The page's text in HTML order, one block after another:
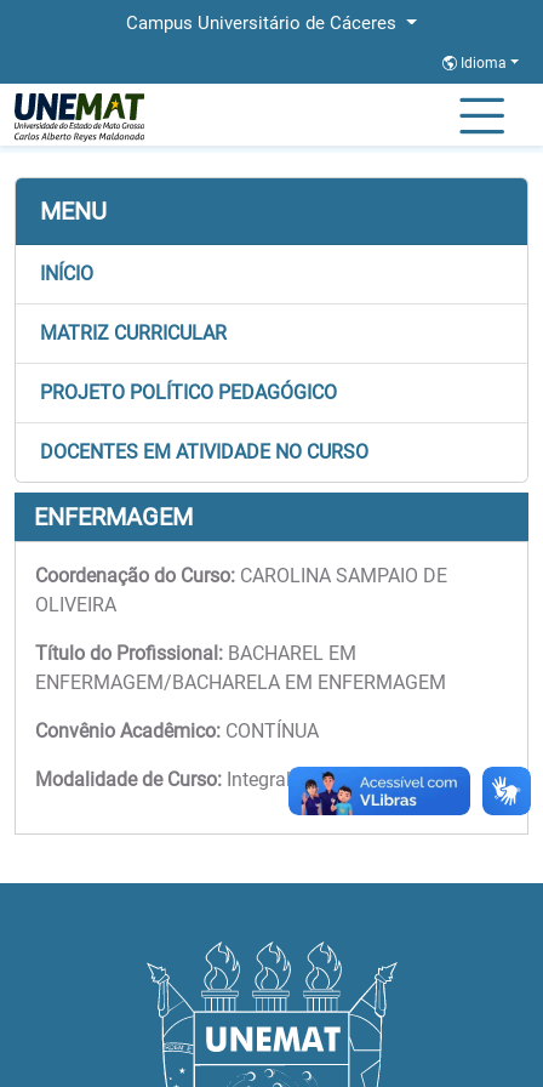
Campus Universitário de Cáceres
Idioma
Página Inicial Enfermagem
MENU
INÍCIO
MATRIZ CURRICULAR
PROJETO POLÍTICO PEDAGÓGICO
DOCENTES EM ATIVIDADE NO CURSO
ENFERMAGEM
Coordenação do Curso: CAROLINA SAMPAIO DE
OLIVEIRA
Título do Profissional: BACHAREL EM
ENFERMAGEM/BACHARELA EM ENFERMAGEM
Convênio Acadêmico: CONTÍNUA
Modalidade de Curso: Integral